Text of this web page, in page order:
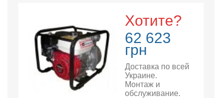
Хотите?
62 623
грн
Доставка по всей
Украине.
Монтаж и
обслуживание.